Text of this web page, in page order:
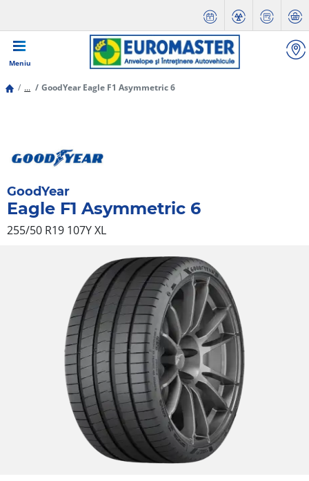
Meniu
... GoodYear Eagle F1 Asymmetric 6
GoodYear
Eagle F1 Asymmetric 6
255/50 R19 107YXL